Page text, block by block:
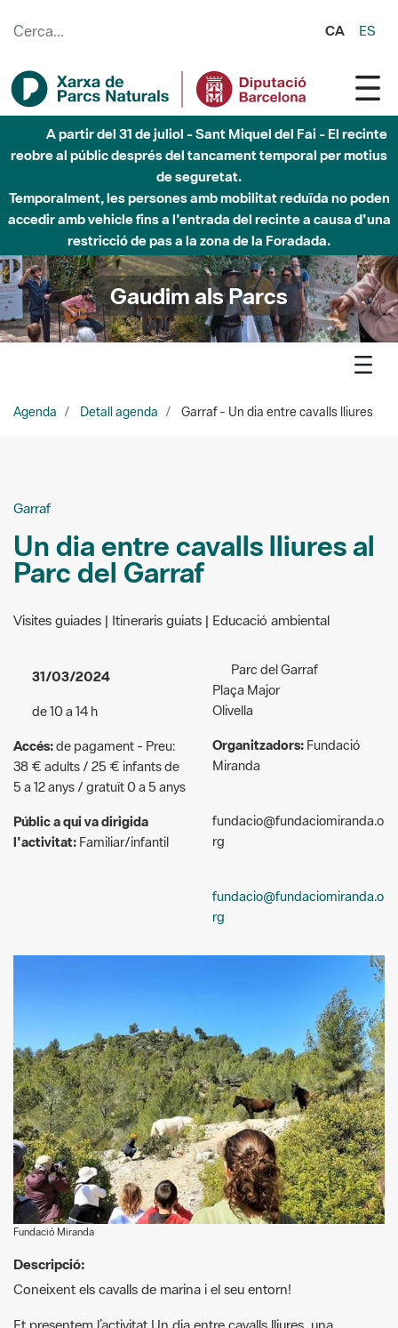
CA ES
Fins al desembre de 2026 - Parc Fluvial Besòs -
Afectacions a la llera del Parc Fluvial del Besòs degut a
obres de construcció d'una passera sobre el riu
Gaudim als Parcs
Agenda Detall agenda Garraf - Un dia entre cavalls lliures
Parc del Garraf
Visites guiades | Itineraris guiats | Educació ambiental
31/03/2024
Accés:de pagament - Preu:
38 € adults / 25 € infants de
Públic a qui va dirigida
l'activitat:
Familiar/infantil
Plaça Major
Organitzadors:
Miranda
fundacio@fundaciomiranda.o
fundacio@fundaciomiranda.o
rg
Fundació Miranda
Descripció:
Coneixent els cavalls de marina i el seu entorn!
Et presentem l’activitat Un dia entre cavalls lliures, una
experiència que trenca creences al Parc del Garraf!
L’activitat consisteix en una presentació de la Fundació